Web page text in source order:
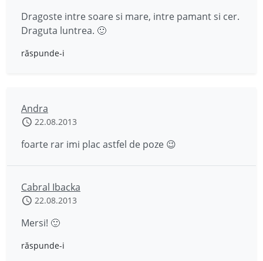
Dragoste intre soare si mare, intre pamant si cer.
Draguta luntrea. 🙂
răspunde-i
Andra
22.08.2013
foarte rar imi plac astfel de poze 😉
Cabral Ibacka
22.08.2013
Mersi! 🙂
răspunde-i